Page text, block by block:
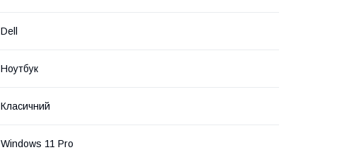
Dell
Ноутбук
Класичний
Windows 11 Pro